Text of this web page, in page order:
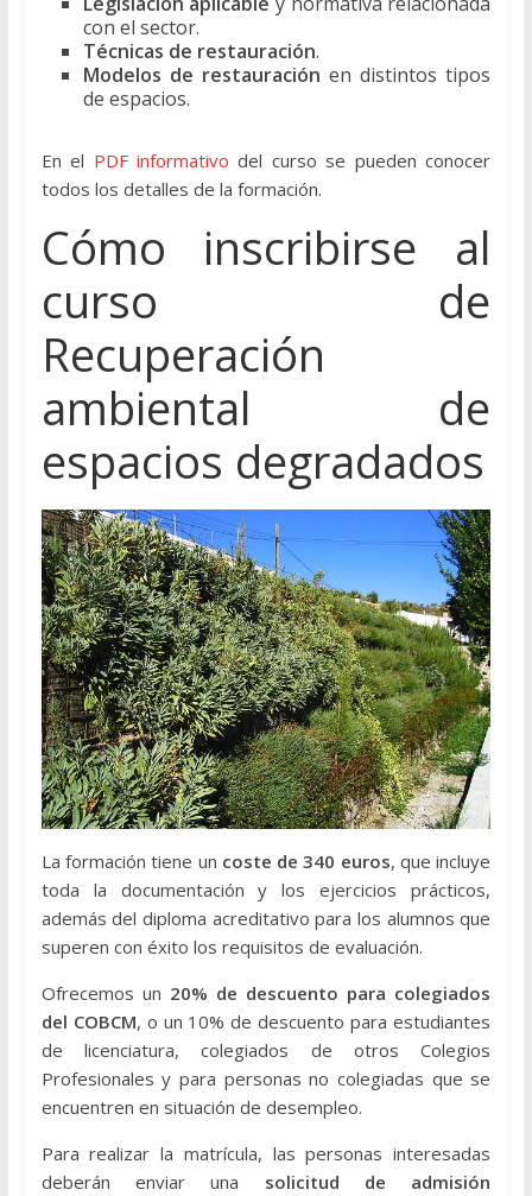
con el sector.
Técnicas de restauración.
Modelos de restauración en distintos tipos
de espacios.
En el PDF informativo del curso se pueden conocer
todos los detalles de la formación.
Cómo inscribirse al
curso de
Recuperación
ambiental de
espacios degradados
La formación tiene un coste de 340 euros, que incluye
toda la documentación y los ejercicios prácticos,
además del diploma acreditativo para los alumnos que
superen con éxito los requisitos de evaluación.
Ofrecemos un 20% de descuento para colegiados
del COBCM, o un 10% de descuento para estudiantes
de licenciatura, colegiados de otros Colegios
Profesionales y para personas no colegiadas que se
encuentren en situación de desempleo.
Para realizar la matrícula, las personas interesadas
deberán enviar una solicitud de admisión